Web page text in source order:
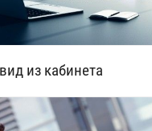
из кабинета